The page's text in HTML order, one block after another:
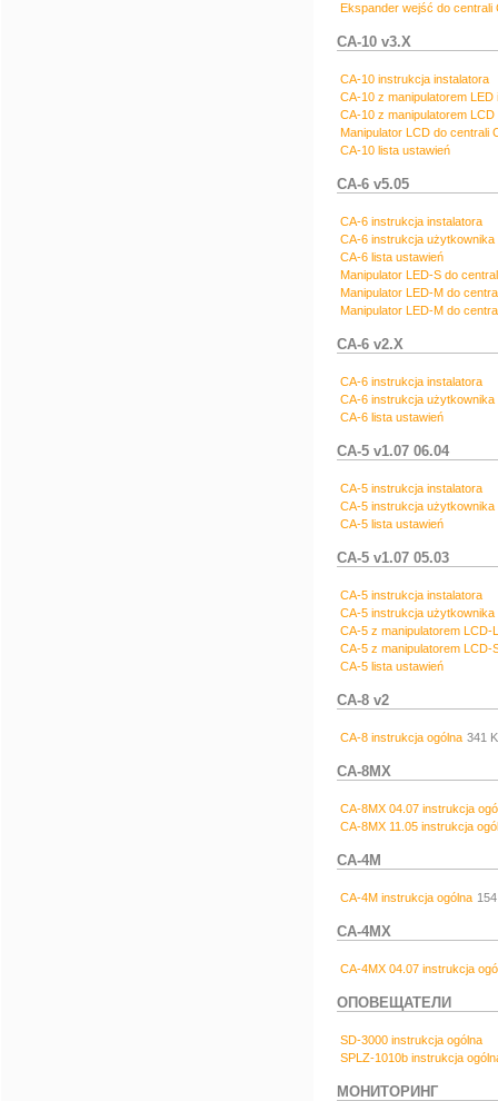
Ekspander wejść do centrali
CA-10 v3.X
CA-10 instrukcja instalatora
CA-10 z manipulatorem
CA-10 z manipulatorem
Manipulator LCD do centrali
CA-10 lista ustawień
CA-6 v5.05
CA-6 instrukcja instalatora
CA-6 instrukcja użytkownika
CA-6 lista ustawień
Manipulator LED-S do
Manipulator LED-M do
Manipulator LED-M do
CA-6 v2.X
CA-6 instrukcja instalatora
CA-6 instrukcja użytkownika
CA-6 lista ustawień
CA-5 v1.07 06.04
CA-5 instrukcja instalatora
CA-5 instrukcja użytkownika
CA-5 lista ustawień
CA-5 v1.07 05.03
CA-5 instrukcja instalatora
CA-5 instrukcja użytkownika
CA-5 z manipulatorem
CA-5 z manipulatorem
CA-5 lista ustawień
CA-8 v2
CA-8 instrukcja ogólna 341
CA-8MX
CA-8MX 04.07 instrukcja
CA-8MX 11.05 instrukcja
CA-4M
CA-4M instrukcja ogólna
CA-4MX
CA-4MX 04.07 instrukcja
ОПОВЕЩАТЕЛИ
SD-3000 instrukcja ogólna
SPLZ-1010b instrukcja
МОНИТОРИНГ